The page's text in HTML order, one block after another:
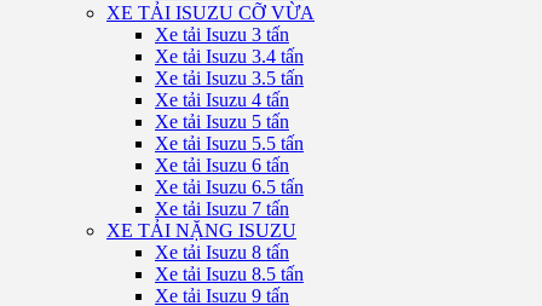
XE TẢI ISUZU CỠ VỪA
Xe tải Isuzu 3 tấn
Xe tải Isuzu 3.4 tấn
Xe tải Isuzu 3.5 tấn
Xe tải Isuzu 4 tấn
Xe tải Isuzu 5 tấn
Xe tải Isuzu 5.5 tấn
Xe tải Isuzu 6 tấn
Xe tải Isuzu 6.5 tấn
Xe tải Isuzu 7 tấn
XE TẢI NẶNG ISUZU
Xe tải Isuzu 8 tấn
Xe tải Isuzu 8.5 tấn
Xe tải Isuzu 9 tấn